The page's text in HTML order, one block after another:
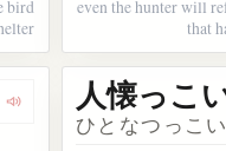
bird
even the hunter will
that
Dengarkan kosakata 人懐か
人懐っこ
ひとなつっこい